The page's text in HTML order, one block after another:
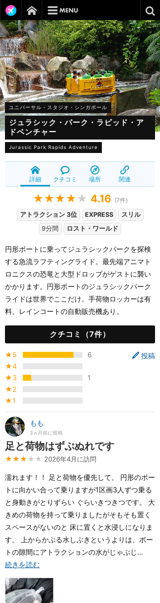
ユニバーサル・スタジオ・シンガポール
ジュラシック・パーク・ラピッド・ア
ドベンチャー
Jurassic Park Rapids Adventure
詳細 クチコミ 場所 関連
★★★★ ★ 4.16 (7件)
アトラクション 3位
EXPRESS
スリル
9分間
ロスト・ワールド
円形ボートに乗ってジュラシックパークを探検
する急流ラフティングライド。最先端アニマト
ロニクスの恐竜と大型ドロップがゲストに襲い
かかります。円形ボートのジュラシックパーク
ライドは世界でここだけ。手荷物ロッカーは有
料。レインコートの自動販売機あり。
クチコミ（7件）
投稿
★5
6
★4
★3
1
★2
★1
もも
3ヵ月前に投稿
足と荷物はずぶぬれです
★★★ ★★ 2026年4月に訪問
濡れます！！ 足と荷物を優先して。 円形のボー
トに向かい合って乗りますが1区画3人ずつ乗る
と身動きがとりずらい ぐらいきつきつです。 大
きめの荷物を持って乗りましたがそもそも置く
スペースがないのと 床に置くと水浸しになりま
す。 上からかぶる水しぶきというよりは、ボー
トの隙間にアトラクションの水がじゃぶじ...
続きを読む